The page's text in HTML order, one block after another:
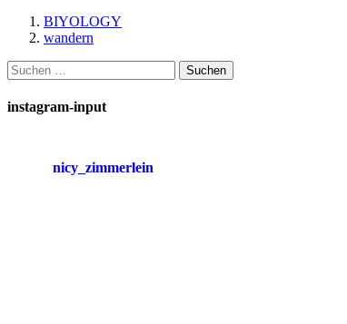
BIYOLOGY
wandern
Suchen
nach:
instagram-input
nicy_zimmerlein